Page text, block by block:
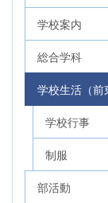
学校案内
総合学科
学校生活（前
学校行事
制服
部活動